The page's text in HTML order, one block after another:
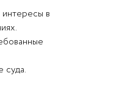
в
суда.